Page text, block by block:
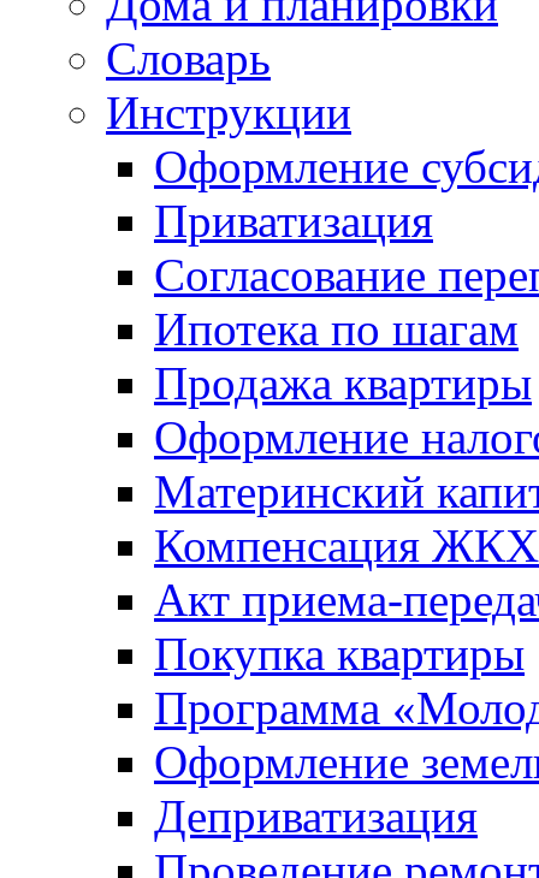
Словарь
Инструкции
Оформление
Приватизация
Согласование
Ипотека по шагам
Продажа квартиры
Оформление
Материнский
Компенсация ЖКХ
Акт приема-
Покупка квартиры
Программа
Оформление
Деприватизация